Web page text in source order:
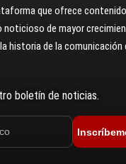
que ofrece
noticioso de mayor
historia de la comunicación
boletín de noticias.